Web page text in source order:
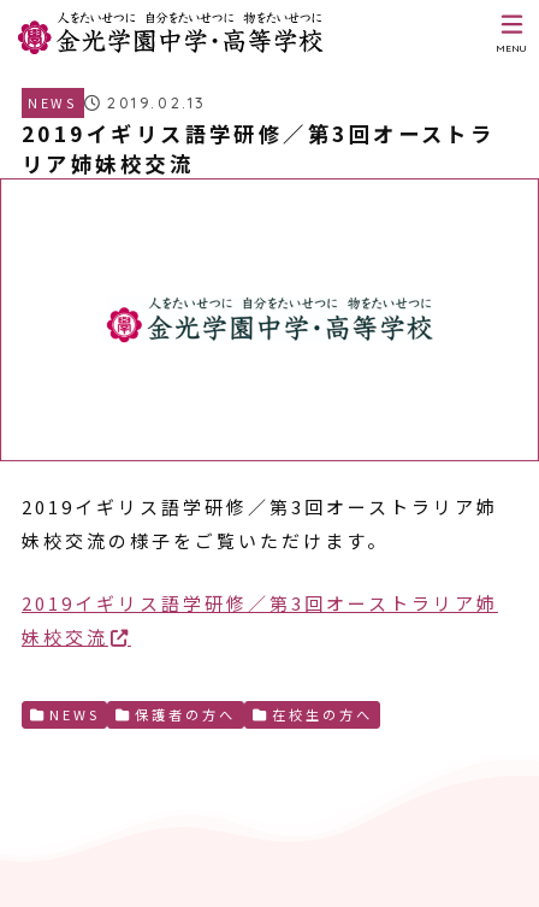
MENU
NEWS 2019.02.13
2019イギリス語学研修／第3回オーストラ
リア姉妹校交流
2019イギリス語学研修／第3回オーストラリア姉
妹校交流の様子をご覧いただけます。
2019イギリス語学研修／第3回オーストラリア姉
妹校交流
NEWS 保護者の方へ 在校生の方へ